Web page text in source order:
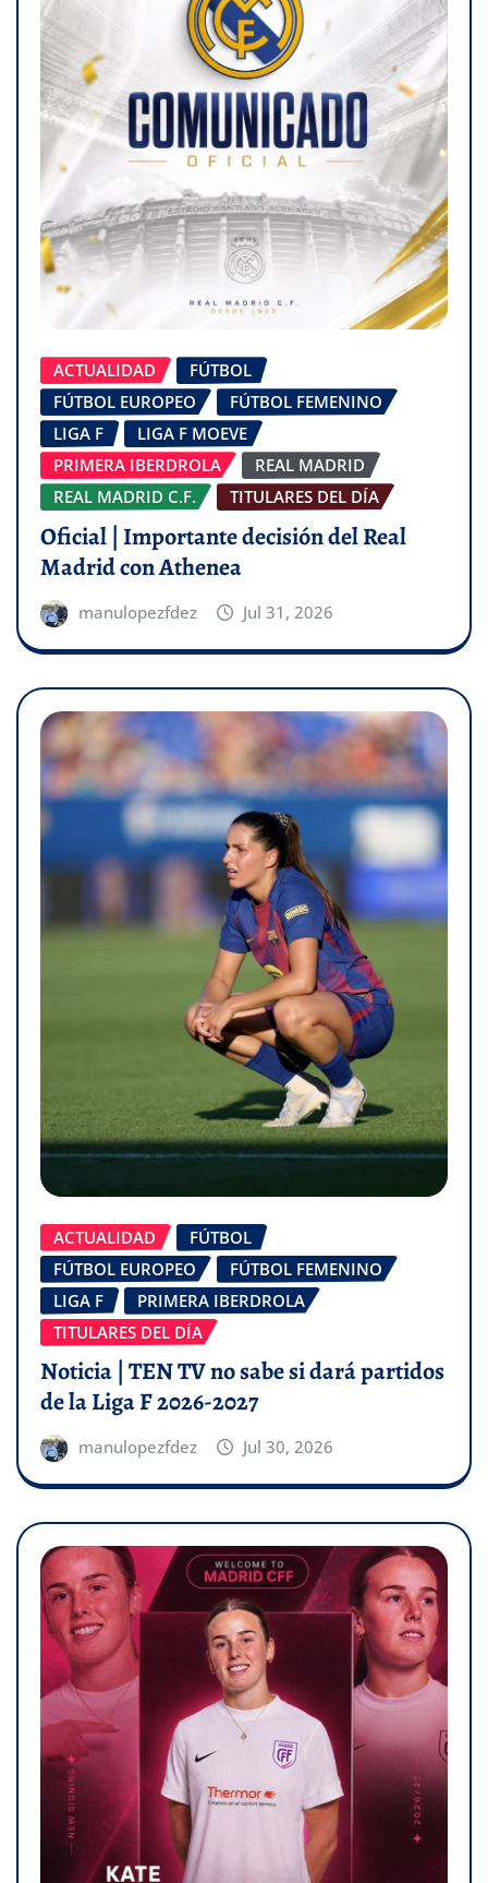
ACTUALIDAD
FÚTBOL
FÚTBOL EUROPEO
FÚTBOL FEMENINO
LIGA F
LIGA F MOEVE
PRIMERA IBERDROLA
REAL MADRID
REAL MADRID C.F.
TITULARES DEL DÍA
Oficial | Importante decisión del Real
Madrid con Athenea
manulopezfdez Jul 31, 2026
ACTUALIDAD
FÚTBOL
FÚTBOL EUROPEO
FÚTBOL FEMENINO
LIGA F
PRIMERA IBERDROLA
TITULARES DEL DÍA
Noticia | TEN TV no sabe si dará partidos
de la Liga F 2026-2027
manulopezfdez Jul 30, 2026